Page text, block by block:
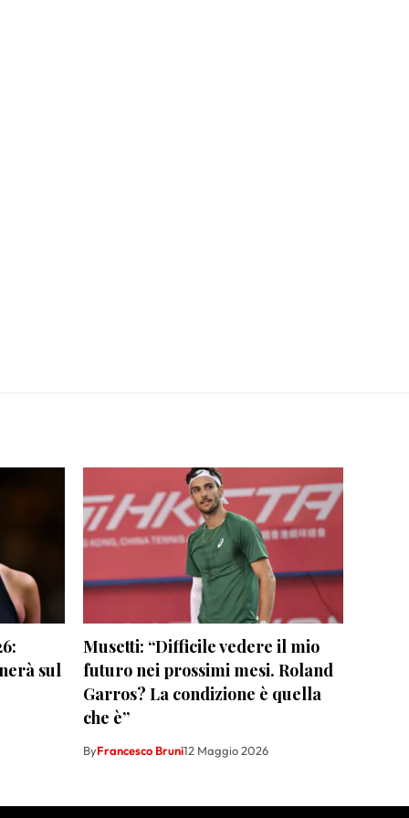
sul
Musetti: “Difficile vedere il mio
futuro nei prossimi mesi. Roland
Garros? La condizione è quella
che è”
ByFrancesco Bruni12 Maggio 2026